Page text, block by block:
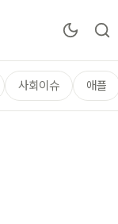
사회이슈 애플